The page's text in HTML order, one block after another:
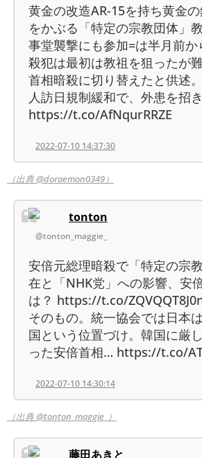
黄金の改造AR-15を持ち黄金
をかぶる「特定の宗教団体」
事堂襲撃にも参加=は半月前
殺犯は最初は教祖を狙ったが
首相暗殺に切り替えたと供述
人訪日規制緩和で、外患を招
https://t.co/AfNqurRRZE
2022-07-10 14:37:30
（出典 @doraemon0349）
tonton
@tonton_maggie_
安倍元総理暗殺で「特定の宗
在と「NHK党」への影響、安
は？ https://t.co/
そのもの。統一協会では日本
国という位置づけ。韓国に厳
った安倍首相… https://t.co/
2022-07-10 14:30:14
（出典 @tonton_maggie_）
藤田あきと